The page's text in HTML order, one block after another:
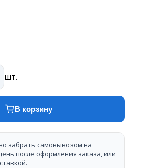
шт.
В корзину
забрать самовывозом на
после оформления заказа, или